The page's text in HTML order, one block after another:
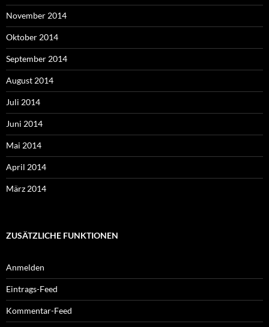
November 2014
Oktober 2014
September 2014
August 2014
Juli 2014
Juni 2014
Mai 2014
April 2014
März 2014
ZUSÄTZLICHE FUNKTIONEN
Anmelden
Eintrags-Feed
Kommentar-Feed